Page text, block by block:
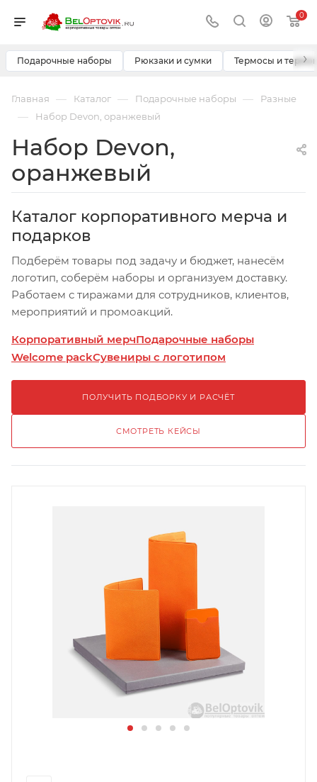
0
Подарочные наборы Рюкзаки и сумки Термосы и ›
Главная — Каталог — Подарочные наборы — Разные
— Набор Devon, оранжевый
Набор Devon,
оранжевый
Каталог корпоративного мерча и
подарков
Подберём товары под задачу и бюджет, нанесём
логотип, соберём наборы и организуем доставку.
Работаем с тиражами для сотрудников, клиентов,
мероприятий и промоакций.
Корпоративный мерчПодарочные наборы
Welcome packСувениры с логотипом
ПОЛУЧИТЬ ПОДБОРКУ И РАСЧЁТ
СМОТРЕТЬ КЕЙСЫ